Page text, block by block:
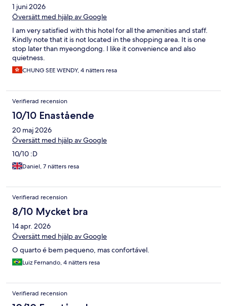
1 juni 2026
Översätt med hjälp av Google
I am very satisfied with this hotel for all the amenities and staff.
Kindly note that it is not located in the shopping area. It is one
stop later than myeongdong. I like it convenience and also
quietness.
CHUNG SEE WENDY, 4 nätters resa
Verifierad recension
10/10 Enastående
20 maj 2026
Översätt med hjälp av Google
10/10 :D
Daniel, 7 nätters resa
Verifierad recension
8/10 Mycket bra
14 apr. 2026
Översätt med hjälp av Google
O quarto é bem pequeno, mas confortável.
Luiz Fernando, 4 nätters resa
Verifierad recension